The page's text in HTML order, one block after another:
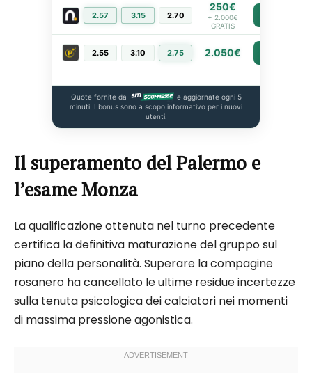
2.57 3.15 2.70
250€
+ 2.000€
GRATIS
2.55 3.10 2.75 2.050€
Quote fornite da
e aggiornate ogni 5
minuti. I bonus sono a scopo informativo per i nuovi
utenti.
Il superamento del Palermo e
l’esame Monza
La qualificazione ottenuta nel turno precedente
certifica la definitiva maturazione del gruppo sul
piano della personalità. Superare la compagine
rosanero ha cancellato le ultime residue incertezze
sulla tenuta psicologica dei calciatori nei momenti
di massima pressione agonistica.